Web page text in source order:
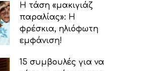
Η τάση «μακιγιάζ
παραλίας»: Η
φρέσκια, ηλιόφωτη
εμφάνιση!
15 συμβουλές για να